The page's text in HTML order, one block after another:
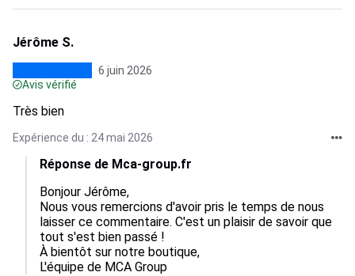
Jérôme S.
6 juin 2026
Avis vérifié
Très bien
Expérience du : 24 mai 2026
Réponse de Mca-group.fr
Bonjour Jérôme,
Nous vous remercions d'avoir pris le temps de nous
laisser ce commentaire. C'est un plaisir de savoir que
tout s'est bien passé !
À bientôt sur notre boutique,
L'équipe de MCA Group